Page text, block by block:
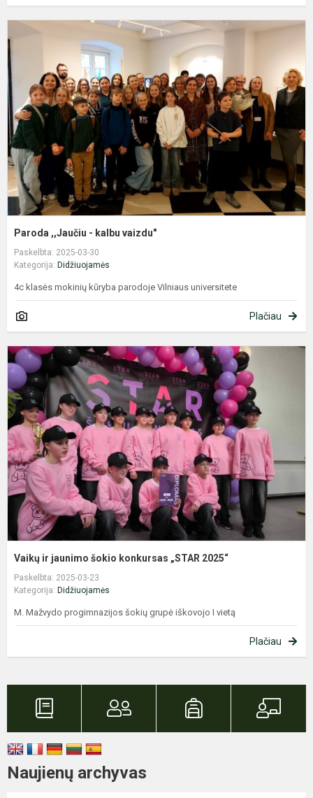
Paroda ,,Jaučiu - kalbu vaizdu"
Paskelbta: 2025-03-30
Kategorija: Didžiuojamės
4c klasės mokinių kūryba parodoje Vilniaus universitete
Plačiau
Vaikų ir jaunimo šokio konkursas „STAR 2025“
Paskelbta: 2025-03-23
Kategorija: Didžiuojamės
M. Mažvydo progimnazijos šokių grupė iškovojo I vietą
Plačiau
Naujienų archyvas